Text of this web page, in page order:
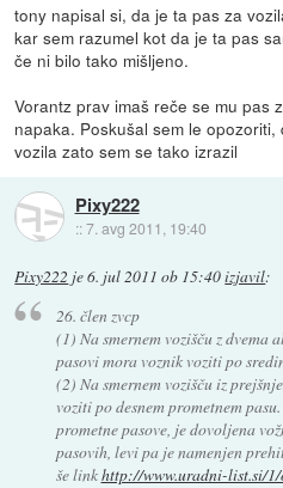
tony napisal si, da je ta pas za
kar sem razumel kot da je ta pas
če ni bilo tako mišljeno.
Vorantz prav imaš reče se mu pas
napaka. Poskušal sem le
vozila zato sem se tako izrazil
Pixy222
::7. avg 2011, 19:40
Pixy222 je6. jul 2011 ob 15:40izjavil:
26. člen zvcp
(1) Na smernem vozišču z dvema
pasovi mora voznik voziti po
(2) Na smernem vozišču iz
voziti po desnem prometnem
prometne pasove, je dovoljena
pasovih, levi pa je namenjen
še linkhttp://www.uradni-list.si/1/